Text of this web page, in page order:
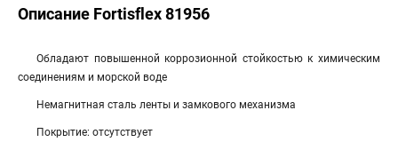
Описание Fortisflex 81956
Обладают повышенной коррозионной стойкостью к химическим
соединениям и морской воде
Немагнитная сталь ленты и замкового механизма
Покрытие: отсутствует